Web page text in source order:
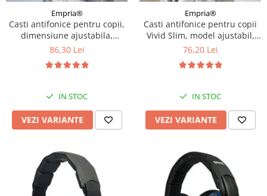
Empria®
Casti antifonice pentru copii,
dimensiune ajustabila,
Empria, Diverse culori
86,30 Lei
IN STOC
VEZI VARIANTE
Empria®
Casti antifonice pentru copii
Vivid Slim, model ajustabil,
Empria, Diverse culori
76,20 Lei
IN STOC
VEZI VARIANTE